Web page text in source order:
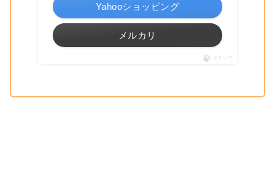
Yahooショッピング
メルカリ
ポチップ